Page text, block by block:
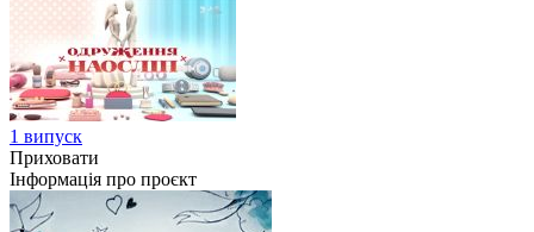
1 випуск
Приховати
Інформація про проєкт